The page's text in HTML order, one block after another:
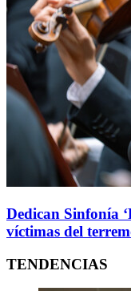
Dedican Sinfonía
víctimas del
TENDENCIAS